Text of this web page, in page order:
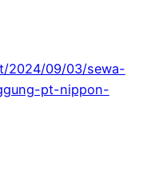
2024/09/03/sewa-
pt-nippon-